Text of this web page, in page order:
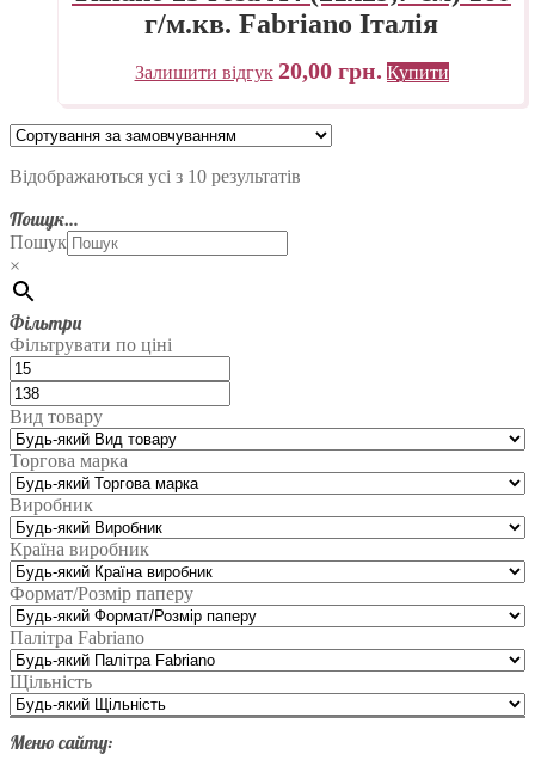
г/м.кв. Fabriano Італія
Залишити відгук 20,00 грн. Купити
Відображаються усі з 10 результатів
Пошук…
Пошук
×
Фільтри
Фільтрувати по ціні
Вид товару
Торгова марка
Виробник
Країна виробник
Формат/Розмір паперу
Палітра Fabriano
Щільність
Меню сайту: